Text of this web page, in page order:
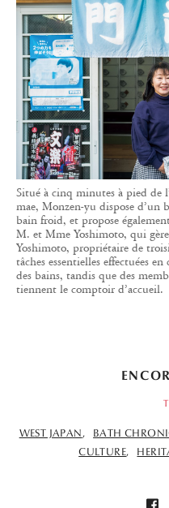
Situé à cinq minutes à pied de
mae, Monzen-yu dispose d’un
bain froid, et propose
M. et Mme Yoshimoto, qui
Yoshimoto, propriétaire de
tâches essentielles effectuées
des bains, tandis que des
tiennent le comptoir d’accueil.
WEST JAPAN BATH
CULTURE